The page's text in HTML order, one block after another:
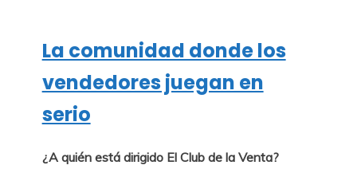
La comunidad donde los
vendedores juegan en
serio
¿A quién está dirigido El Club de la Venta?